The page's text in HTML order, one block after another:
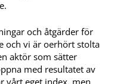
och åtgärder för
och vi är oerhört stolta
aktör som sätter
med resultatet av
vårt eget index, men